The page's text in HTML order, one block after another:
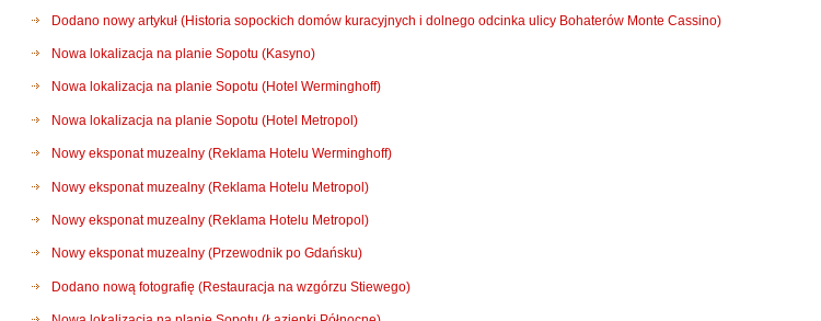
Dodano nowy artykuł (Historia sopockich domów kuracyjnych i dolnego odcinka ulicy Bohaterów Monte Cassino)
Nowa lokalizacja na planie Sopotu (Kasyno)
Nowa lokalizacja na planie Sopotu (Hotel Werminghoff)
Nowa lokalizacja na planie Sopotu (Hotel Metropol)
Nowy eksponat muzealny (Reklama Hotelu Werminghoff)
Nowy eksponat muzealny (Reklama Hotelu Metropol)
Nowy eksponat muzealny (Reklama Hotelu Metropol)
Nowy eksponat muzealny (Przewodnik po Gdańsku)
Dodano nową fotografię (Restauracja na wzgórzu Stiewego)